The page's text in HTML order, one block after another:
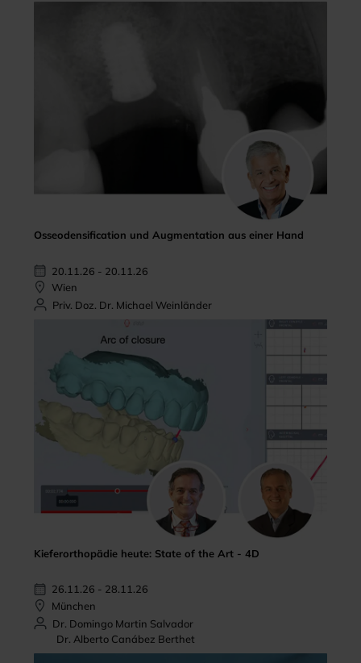
Osseodensification und Augmentation aus einer Hand
20.11.26 - 20.11.26
Wien
Priv. Doz. Dr. Michael Weinländer
Kieferorthopädie heute: State of the Art - 4D
26.11.26 - 28.11.26
München
Dr. Domingo Martin Salvador
Dr. Alberto Canábez Berthet